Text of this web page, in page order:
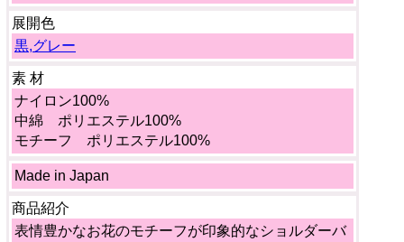
展開色
黒,グレー
素 材
ナイロン100%
中綿 ポリエステル100%
モチーフ ポリエステル100%
Made in Japan
商品紹介
表情豊かなお花のモチーフが印象的なショルダーバ